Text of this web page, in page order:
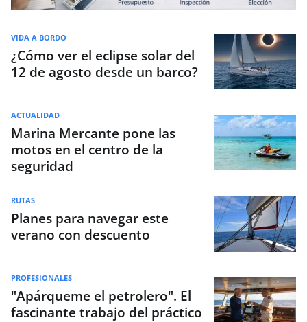
VIDA A BORDO
¿Cómo ver el eclipse solar del
12 de agosto desde un barco?
ACTUALIDAD
Marina Mercante pone las
motos en el centro de la
seguridad
RUTAS
Planes para navegar este
verano con descuento
PROFESIONALES
"Apárqueme el petrolero". El
fascinante trabajo del práctico